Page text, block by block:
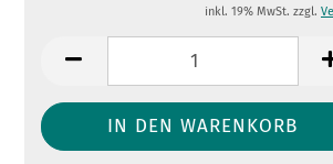
inkl. 19% MwSt. zzgl.